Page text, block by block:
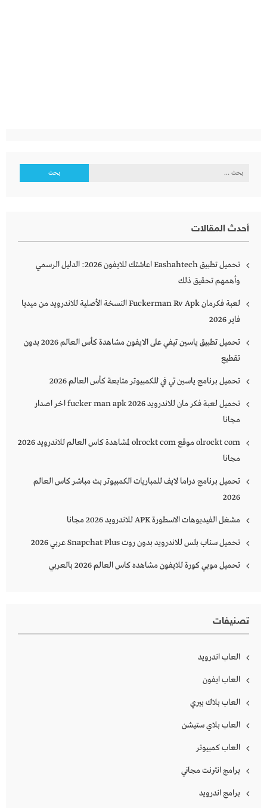
البحث
أحدث المقالات
تحميل تطبيق Eashahtech اعاشتك للايفون 2026: الدليل الرسمي
وأهمهم تحقيق ذلك
لعبة فكرمان Fuckerman Rv Apk النسخة الأصلية للاندرويد من ميديا
فاير 2026
تحميل تطبيق ياسين تيفي على الايفون مشاهدة كأس العالم 2026 بدون
تقطيع
تحميل برنامج ياسين تي في للكمبيوتر متابعة كأس العالم 2026
تحميل لعبة فكر مان للاندرويد 2026 fucker man apk اخر اصدار
مجانا
olrockt com موقع olrockt com لمشاهدة كاس العالم للاندرويد 2026
مجانا
تحميل برنامج دراما لايف للمباريات الكمبيوتر بث مباشر كاس العالم
2026
مشغل الفيديوهات الاسطورة APK للاندرويد 2026 مجانا
تحميل سناب بلس للاندرويد بدون روت Snapchat Plus‏ عربي 2026
تحميل موبي كورة للايفون مشاهده كاس العالم 2026 بالعربي
تصنيفات
العاب اندرويد
العاب ايفون
العاب بلاك بيري
العاب بلاي ستيشن
العاب كمبيوتر
برامج انترنت مجاني
برامج اندرويد